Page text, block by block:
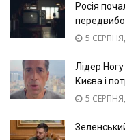
Росія
5
Лідер
Києва і
5